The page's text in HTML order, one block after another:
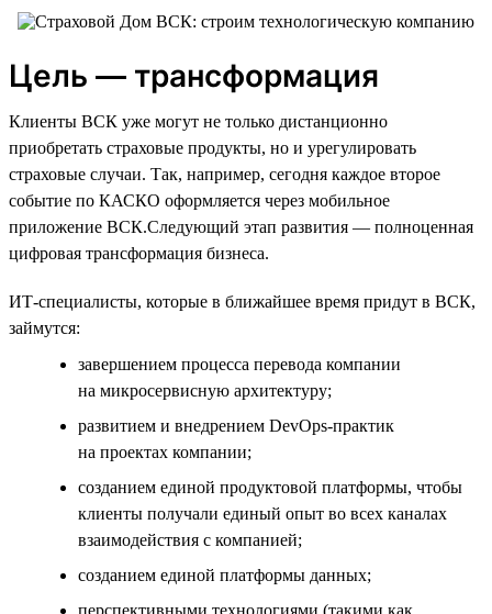
Цель — трансформация
Клиенты ВСК уже могут не только дистанционно
приобретать страховые продукты, но и урегулировать
страховые случаи. Так, например, сегодня каждое второе
событие по КАСКО оформляется через мобильное
приложение ВСК.Следующий этап развития — полноценная
цифровая трансформация бизнеса.
ИТ-специалисты, которые в ближайшее время придут в ВСК,
займутся:
завершением процесса перевода компании
на микросервисную архитектуру;
развитием и внедрением DevOps-практик
на проектах компании;
созданием единой продуктовой платформы, чтобы
клиенты получали единый опыт во всех каналах
взаимодействия с компанией;
созданием единой платформы данных;
перспективными технологиями (такими как